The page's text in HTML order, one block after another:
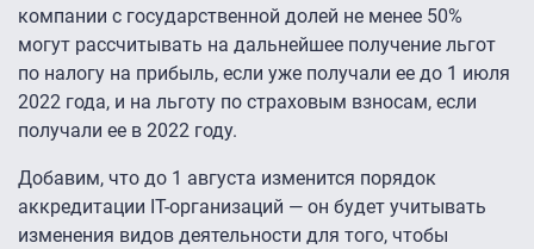
компании с государственной долей не менее 50%
могут рассчитывать на дальнейшее получение льгот
по налогу на прибыль, если уже получали ее до 1 июля
2022 года, и на льготу по страховым взносам, если
получали ее в 2022 году.
Добавим, что до 1 августа изменится порядок
аккредитации IT-организаций — он будет учитывать
изменения видов деятельности для того, чтобы